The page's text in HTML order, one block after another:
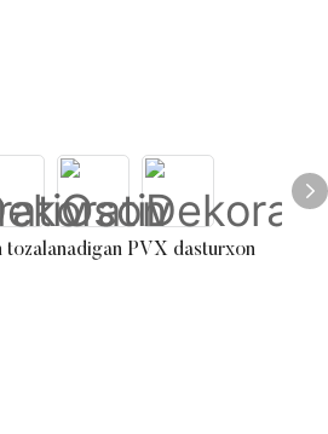
tozalanadigan PVX dasturxon